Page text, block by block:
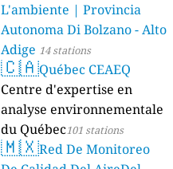
L'ambiente | Provincia
Autonoma Di Bolzano - Alto
Adige 14 stations
🇨🇦Québec CEAEQ
Centre d'expertise en
analyse environnementale
du Québec101 stations
🇲🇽Red De Monitoreo